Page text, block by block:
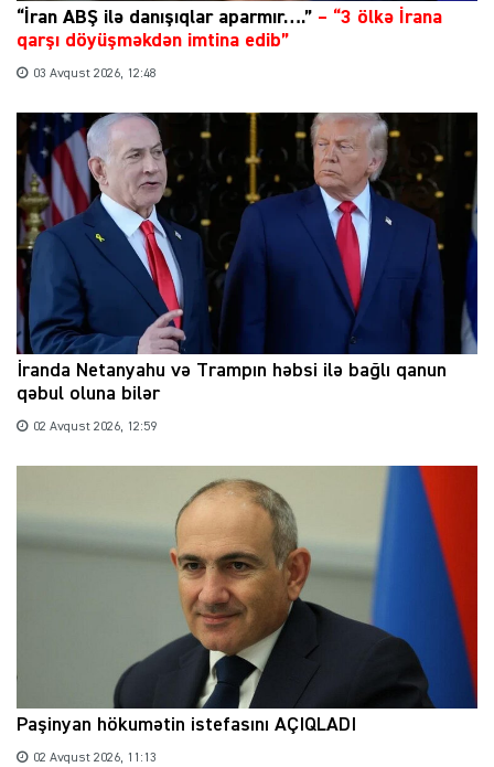
“İran ABŞ ilə danışıqlar aparmır….” – “3 ölkə İrana
qarşı döyüşməkdən imtina edib”
03 Avqust 2026, 12:48
İranda Netanyahu və Trampın həbsi ilə bağlı qanun
qəbul oluna bilər
02 Avqust 2026, 12:59
Paşinyan hökumətin istefasını AÇIQLADI
02 Avqust 2026, 11:13